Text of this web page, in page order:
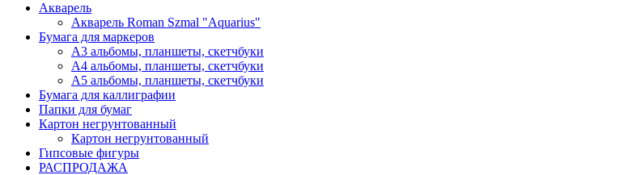
Акварель
Акварель Roman Szmal "Aquarius"
Бумага для маркеров
А3 альбомы, планшеты, скетчбуки
А4 альбомы, планшеты, скетчбуки
А5 альбомы, планшеты, скетчбуки
Бумага для каллиграфии
Папки для бумаг
Картон негрунтованный
Картон негрунтованный
Гипсовые фигуры
РАСПРОДАЖА